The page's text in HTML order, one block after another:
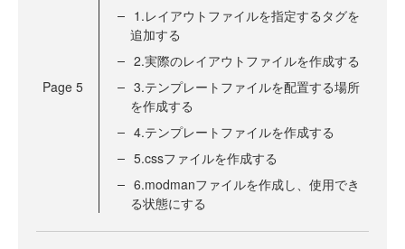
Page 5
1.レイアウトファイルを指定するタグを
追加する
2.実際のレイアウトファイルを作成する
3.テンプレートファイルを配置する場所
を作成する
4.テンプレートファイルを作成する
5.cssファイルを作成する
6.modmanファイルを作成し、使用でき
る状態にする